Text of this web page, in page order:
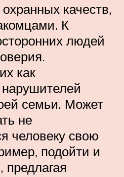
качеств,
К
людей
как
семьи. Может
не
человеку свою
подойти и
предлагая